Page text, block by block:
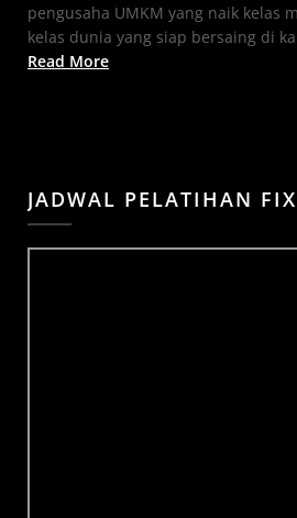
pengusaha UMKM yang naik kelas
kelas dunia yang siap bersaing di
Read More
JADWAL PELATIHAN